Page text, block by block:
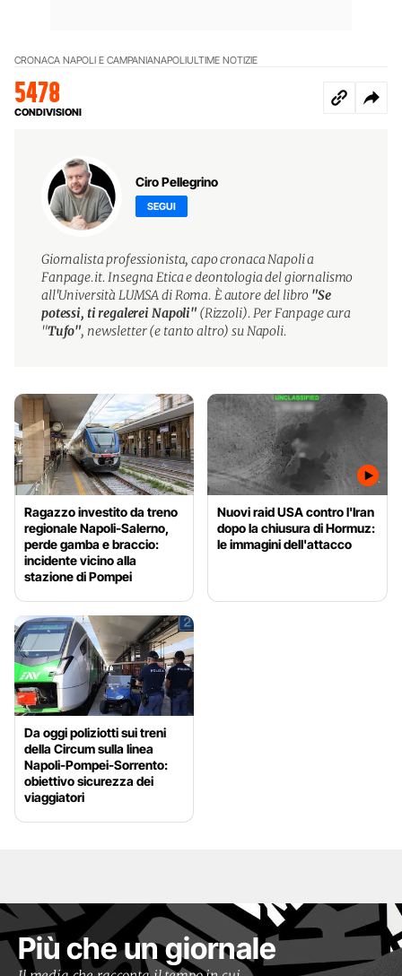
CRONACA NAPOLI E CAMPANIANAPOLIULTIME NOTIZIE
5478
CONDIVISIONI
Ciro Pellegrino
SEGUI
Giornalista professionista, capo cronaca Napoli a
Fanpage.it. Insegna Etica e deontologia del giornalismo
all'Università LUMSA di Roma. È autore del libro "Se
potessi, ti regalerei Napoli"(Rizzoli). Per Fanpage cura
"Tufo", newsletter (e tanto altro) su Napoli.
Ragazzo investito da treno
regionale Napoli-Salerno,
perde gamba e braccio:
incidente vicino alla
stazione di Pompei
Nuovi raid USA contro l'Iran
dopo la chiusura di Hormuz:
le immagini dell'attacco
Da oggi poliziotti sui treni
della Circum sulla linea
Napoli-Pompei-Sorrento:
obiettivo sicurezza dei
viaggiatori
Più che un giornale